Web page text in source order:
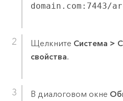
domain.com:7443/
Щелкните Система >
свойства.
В диалоговом окне